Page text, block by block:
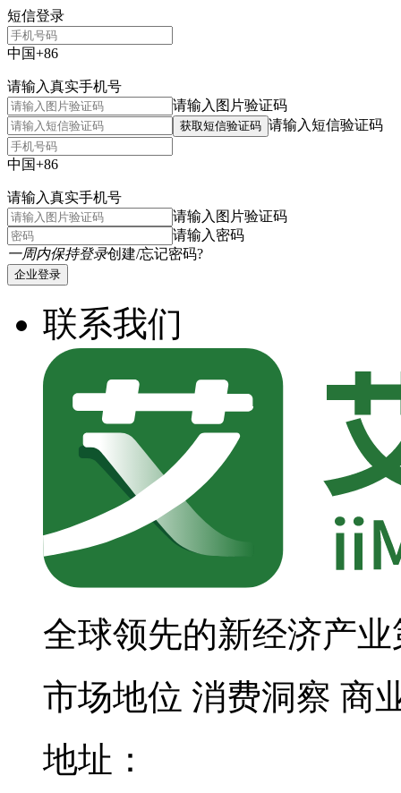
短信登录
中国+86
请输入真实手机号
请输入图片验证码
获取短信验证码 请输入短信验证码
中国+86
请输入真实手机号
请输入图片验证码
请输入密码
一周内保持登录创建/忘记密码?
企业登录
联系我们
全球领先的新经济产
市场地位 消费洞察 商
地址：